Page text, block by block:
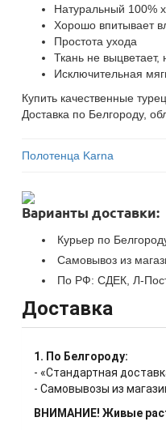
Натуральный 100%
Хорошо впитывает
Простота ухода
Ткань не выцветает,
Исключительная
Купить качественные
Доставка по Белгороду,
Полотенца Karna
Варианты доставки:
Курьер по
Самовывоз из
По РФ: СДЕК, Л-
Доставка
1. По Белгороду:
- «Стандартная
- Самовывозы из
ВНИМАНИЕ! Живые